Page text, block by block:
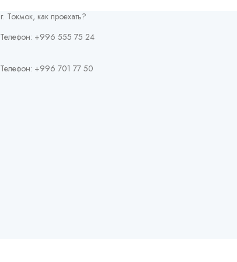
г. Токмок, как проехать?
Телефон: +996 555 75 24
Телефон: +996 701 77 50